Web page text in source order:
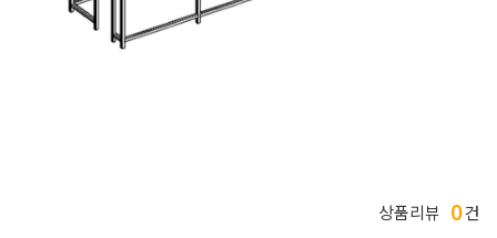
상품리뷰 0건